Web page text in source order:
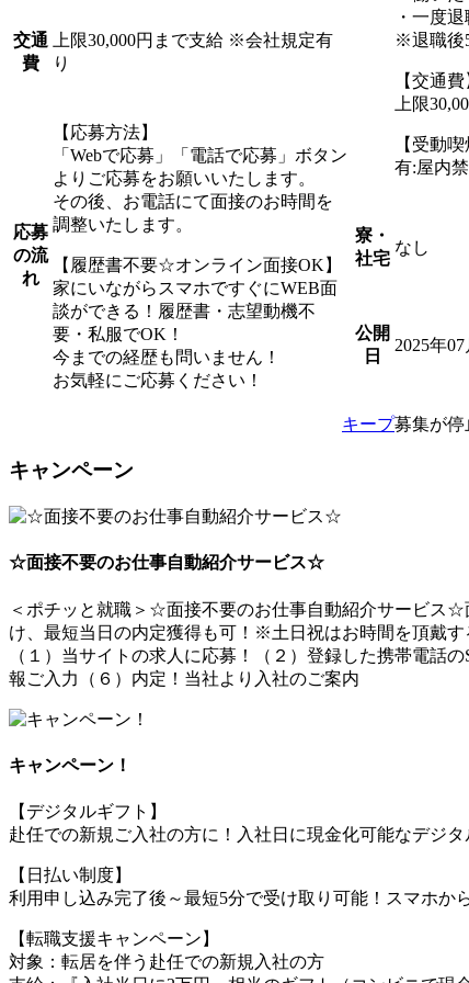
交通
費
上限30,000円まで支給 ※会社規定有
り
応募
の流
れ
【応募方法】
「Webで応募」「電話で応募」ボタン
よりご応募をお願いいたします。
その後、お電話にて面接のお時間を
調整いたします。
【履歴書不要☆オンライン面接OK】
家にいながらスマホですぐにWEB面
談ができる！履歴書・志望動機不
要・私服でOK！
今までの経歴も問いません！
お気軽にご応募ください！
・一度
※退職後
【交通費
上限
【受動
有:屋内
寮・
社宅
なし
公開
日
2025年07
キープ募集が停
キャンペーン
☆面接不要のお仕事自動紹介サービス☆
＜ポチッと就職＞☆面接不要のお仕事自動紹介サービス☆
け、最短当日の内定獲得も可！※土日祝はお時間を頂戴
（１）当サイトの求人に応募！（２）登録した携帯電話
報ご入力（６）内定！当社より入社のご案内
キャンペーン！
【デジタルギフト】
赴任での新規ご入社の方に！入社日に現金化可能なデジ
【日払い制度】
利用申し込み完了後～最短5分で受け取り可能！スマホか
【転職支援キャンペーン】
対象：転居を伴う赴任での新規入社の方